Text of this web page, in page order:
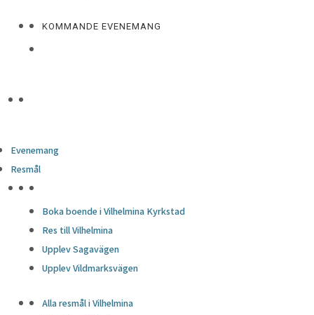
KOMMANDE EVENEMANG
Evenemang
Resmål
Boka boende i Vilhelmina Kyrkstad
Res till Vilhelmina
Upplev Sagavägen
Upplev Vildmarksvägen
Alla resmål i Vilhelmina